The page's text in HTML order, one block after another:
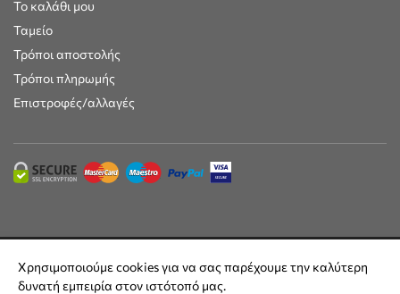
Το καλάθι μου
Ταμείο
Τρόποι αποστολής
Τρόποι πληρωμής
Επιστροφές/αλλαγές
Built byDesignFlow
Χρησιμοποιούμε cookies για να σας παρέχουμε την καλύτερη
δυνατή εμπειρία στον ιστότοπό μας.